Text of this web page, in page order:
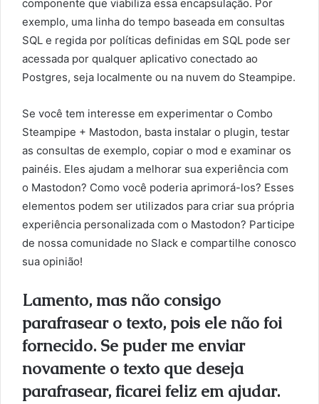
componente que viabiliza essa encapsulação. Por
exemplo, uma linha do tempo baseada em consultas
SQL e regida por políticas definidas em SQL pode ser
acessada por qualquer aplicativo conectado ao
Postgres, seja localmente ou na nuvem do Steampipe.
Se você tem interesse em experimentar o Combo
Steampipe + Mastodon, basta instalar o plugin, testar
as consultas de exemplo, copiar o mod e examinar os
painéis. Eles ajudam a melhorar sua experiência com
o Mastodon? Como você poderia aprimorá-los? Esses
elementos podem ser utilizados para criar sua própria
experiência personalizada com o Mastodon? Participe
de nossa comunidade no Slack e compartilhe conosco
sua opinião!
Lamento, mas não consigo
parafrasear o texto, pois ele não foi
fornecido. Se puder me enviar
novamente o texto que deseja
parafrasear, ficarei feliz em ajudar.